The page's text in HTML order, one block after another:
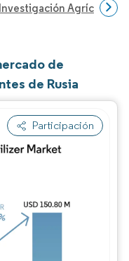
Investigación Agrícola
de
de Rusia
Participación